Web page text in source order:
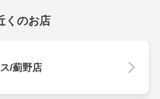
くのお店
/薊野店